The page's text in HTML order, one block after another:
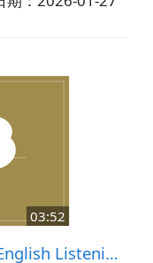
來學習單字，
習可以改善寫
題檢測學生對
03:52
Listening